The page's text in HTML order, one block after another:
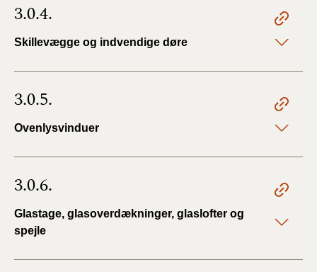
3.0.4.
Skillevægge og indvendige døre
3.0.5.
Ovenlysvinduer
3.0.6.
Glastage, glasoverdækninger, glaslofter og
spejle